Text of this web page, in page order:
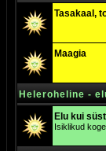
Tasakaal,
Maagia
Heleroheline -
Elu kui
Isiklikud